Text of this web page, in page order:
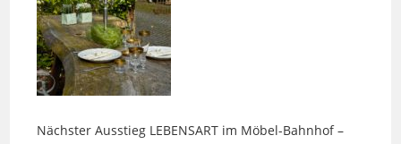
Nächster Ausstieg LEBENSART im Möbel-Bahnhof –